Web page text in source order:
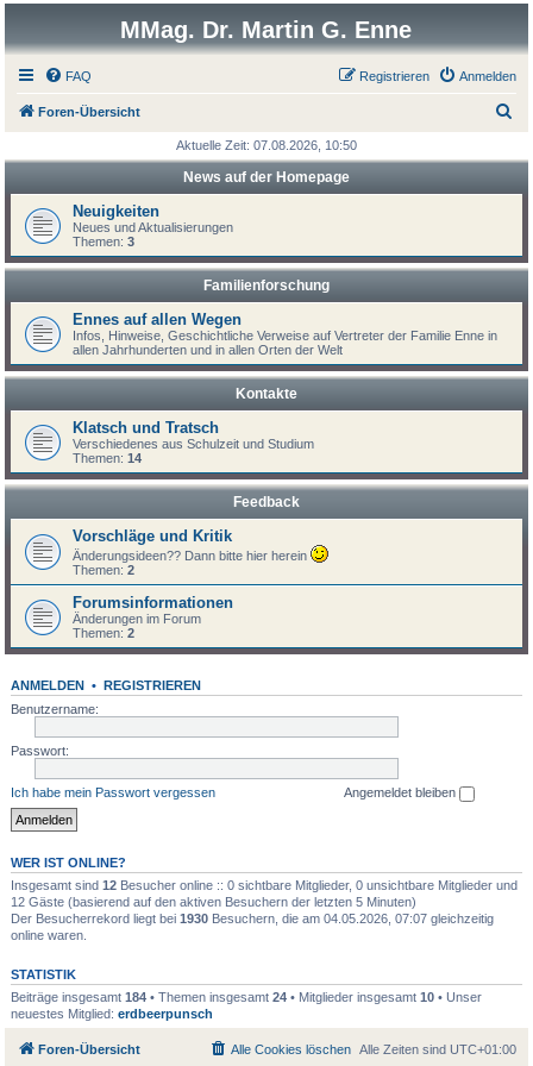
MMag. Dr. Martin G. Enne
FAQ Anmelden
Registrieren
Foren-Übersicht
c
h
Aktuelle Zeit: 07.08.2026, 10:50
News auf der Homepage
Neuigkeiten
Neues und Aktualisierungen
Themen:3
Familienforschung
Ennes auf allen Wegen
Infos, Hinweise, Geschichtliche Verweise auf Vertreter der Familie Enne in
allen Jahrhunderten und in allen Orten der Welt
Kontakte
Klatsch und Tratsch
Verschiedenes aus Schulzeit und Studium
Themen:14
Feedback
Vorschläge und Kritik
Änderungsideen?? Dann bitte hier herein
Themen:2
Forumsinformationen
Änderungen im Forum
Themen:2
ANMELDEN •REGISTRIEREN
Benutzername:
Passwort:
Ich habe mein Passwort vergessen Angemeldet bleiben
WER IST ONLINE?
Insgesamt sind12 Besucher online :: 0 sichtbare Mitglieder, 0 unsichtbare Mitglieder und
12 Gäste (basierend auf den aktiven Besuchern der letzten 5 Minuten)
Der Besucherrekord liegt bei1930 Besuchern, die am 04.05.2026, 07:07 gleichzeitig
online waren.
STATISTIK
Beiträge insgesamt184 • Themen insgesamt24 • Mitglieder insgesamt10 • Unser
neuestes Mitglied:erdbeerpunsch
Foren-Übersicht Alle Zeiten sind UTC+01:00
Alle Cookies löschen